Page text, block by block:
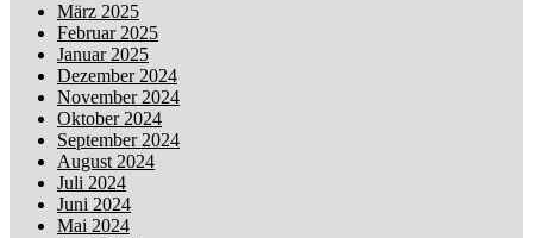
März 2025
Februar 2025
Januar 2025
Dezember 2024
November 2024
Oktober 2024
September 2024
August 2024
Juli 2024
Juni 2024
Mai 2024